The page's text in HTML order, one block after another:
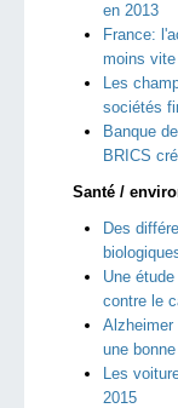
en 2013
France:
moins vite
Les
sociétés
Banque
BRICS
Santé /
Des
Une
contre le
une
Les
2015